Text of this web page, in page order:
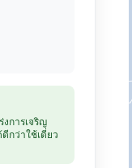
การเจริญ
กว่าใช้เดี่ยว